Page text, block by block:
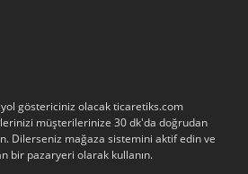
göstericiniz olacak ticaretiks.com
müşterilerinize 30 dk'da doğrudan
Dilerseniz mağaza sistemini aktif edin ve
bir pazaryeri olarak kullanın.